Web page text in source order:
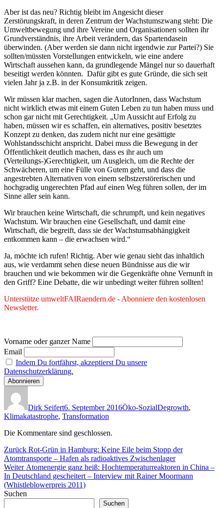
Aber ist das neu? Richtig bleibt im Angesicht dieser
Zerstörungskraft, in deren Zentrum der Wachstumszwang steht: Die
Umweltbewegung und ihre Vereine und Organisationen sollten ihr
Grundverständnis, ihre Arbeit verändern, das Spartendasein
überwinden. (Aber werden sie dann nicht irgendwie zur Partei?) Sie
sollten/müssten Vorstellungen entwickeln, wie eine andere
Wirtschaft aussehen kann, da grundlegende Mängel nur so dauerhaft
beseitigt werden könnten. Dafür gibt es gute Gründe, die sich seit
vielen Jahr ja z.B. in der Konsumkritik zeigen.
Wir müssen klar machen, sagen die AutorInnen, dass Wachstum
nicht wirklich etwas mit einem Guten Leben zu tun haben muss und
schon gar nicht mit Gerechtigkeit. „Um Aussicht auf Erfolg zu
haben, müssen wir es schaffen, ein alternatives, positiv besetztes
Konzept zu denken, das zudem nicht nur eine gesättigte
Wohlstandsschicht anspricht. Dabei muss die Bewegung in der
Öffentlichkeit deutlich machen, dass es ihr auch um
(Verteilungs-)Gerechtigkeit, um Ausgleich, um die Rechte der
Schwächeren, um eine Fülle von Gutem geht, und dass die
angestrebten Alternativen von einem selbstzerstörerischen und
hochgradig ungerechten Pfad auf einen Weg führen sollen, der im
Sinne aller sein kann.
Wir brauchen keine Wirtschaft, die schrumpft, und kein negatives
Wachstum. Wir brauchen eine Gesellschaft, und damit eine
Wirtschaft, die begreift, dass sie der Wachstumsabhängigkeit
entkommen kann – die erwachsen wird.“
Ja, möchte ich rufen! Richtig. Aber wie genau sieht das inhaltlich
aus, wie verdammt sehen diese neuen Bündnisse aus die wir
brauchen und wie bekommen wir die Gegenkräfte ohne Vernunft in
den Griff? Eine Debatte, die wir unbedingt weiter führen sollten!
Unterstütze umweltFAIRaendern.de - Abonniere den kostenlosen
Newsletter.
Vorname oder ganzer Name
Email
Indem Du fortfährst, akzeptierst Du unsere
Datenschutzerklärung.
Dirk Seifert6. September 2016Öko-SozialDegrowth,
Klimakatastrophe, Transformation
Die Kommentare sind geschlossen.
Beitragsnavigation
Zurück Vorheriger
Beitrag:
Rot-Grün in Hamburg: Keine Eile beim Stopp der
Atomtransporte – Hafen als radioaktives Zwischenlager
Weiter Nächster
Beitrag:
Atomenergie ganz heiß: Hochtemperaturreaktoren in China –
In Deutschland gescheitert – Interview mit Rainer Moormann
(Whistleblowerpreis 2011)
Suchen
Suchen